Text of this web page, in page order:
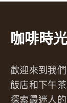
咖啡時
歡迎來到我
飯店和下午
探索最迷人